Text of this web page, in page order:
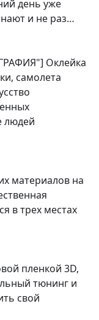
день уже
и не раз…
Оклейка
самолета
людей
материалов на
в трех местах
пленкой 3D,
тюнинг и
свой